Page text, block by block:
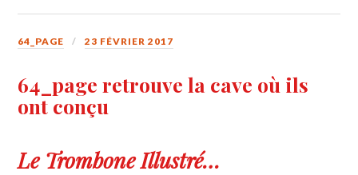
64_PAGE 23 FÉVRIER 2017
64_page retrouve la cave où ils
ont conçu
Le Trombone Illustré…